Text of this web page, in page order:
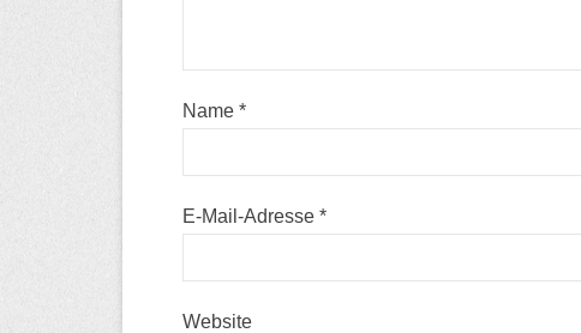
Name *
E-Mail-Adresse *
Website